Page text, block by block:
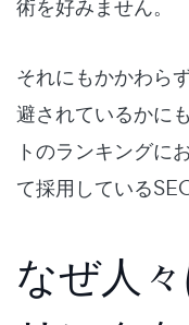
術を好みません。
それにもかかわら
避されているかに
トのランキングに
て採用している
なぜ人